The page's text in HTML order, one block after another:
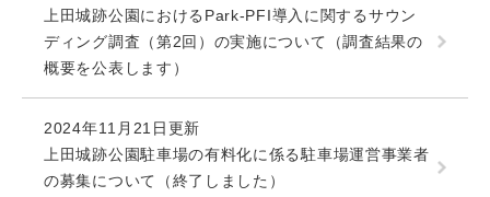
上田城跡公園におけるPark-PFI導入に関するサウン
ディング調査（第2回）の実施について（調査結果の
概要を公表します）
2024年11月21日更新
上田城跡公園駐車場の有料化に係る駐車場運営事業者
の募集について（終了しました）